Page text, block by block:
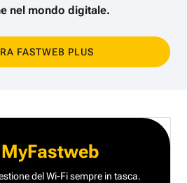
nel mondo digitale.
FASTWEB PLUS
del Wi-Fi sempre in tasca.